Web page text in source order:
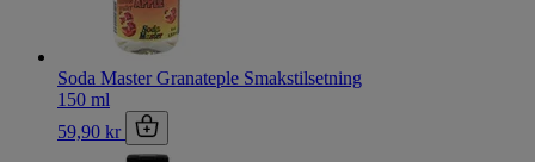
Soda Master Granateple Smakstilsetning
150 ml
59,90 kr